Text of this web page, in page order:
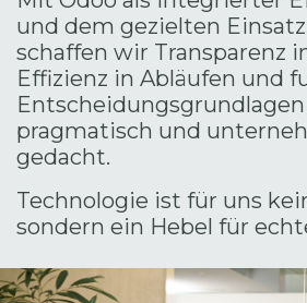
und dem gezielten
schaffen wir Transparenz
Effizienz in Abläufen und
Entscheidungsgrundlagen
pragmatisch und
gedacht.
Technologie ist für uns
sondern ein Hebel für